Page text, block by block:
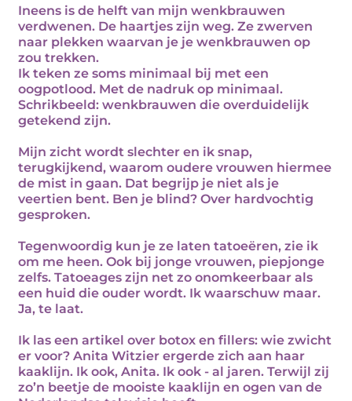
Ineens is de helft van mijn wenkbrauwen
verdwenen. De haartjes zijn weg. Ze zwerven
naar plekken waarvan je je wenkbrauwen op
zou trekken.
Ik teken ze soms minimaal bij met een
oogpotlood. Met de nadruk op minimaal.
Schrikbeeld: wenkbrauwen die overduidelijk
getekend zijn.
Mijn zicht wordt slechter en ik snap,
terugkijkend, waarom oudere vrouwen hiermee
de mist in gaan. Dat begrijp je niet als je
veertien bent. Ben je blind? Over hardvochtig
gesproken.
Tegenwoordig kun je ze laten tatoeëren, zie ik
om me heen. Ook bij jonge vrouwen, piepjonge
zelfs. Tatoeages zijn net zo onomkeerbaar als
een huid die ouder wordt. Ik waarschuw maar.
Ja, te laat.
Ik las een artikel over botox en fillers: wie zwicht
er voor? Anita Witzier ergerde zich aan haar
kaaklijn. Ik ook, Anita. Ik ook - al jaren. Terwijl zij
zo’n beetje de mooiste kaaklijn en ogen van de